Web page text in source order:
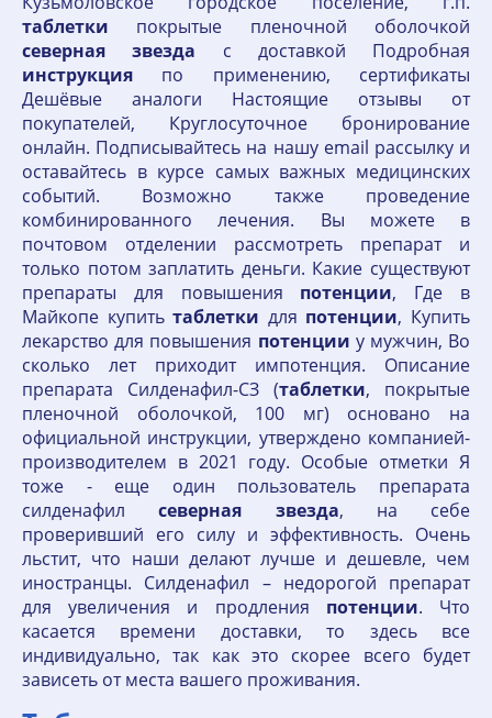
таблетки покрытые пленочной оболочкой
северная
звезда с доставкой Подробная
инструкция по применению, сертификаты
Дешёвые аналоги Настоящие отзывы от
покупателей, Круглосуточное бронирование
онлайн. Подписывайтесь на нашу email рассылку и
оставайтесь в курсе самых важных медицинских
событий. Возможно также проведение
комбинированного лечения. Вы можете в
почтовом отделении рассмотреть препарат и
только потом заплатить деньги. Какие существуют
препараты для повышения потенции, Где в
Майкопе купитьтаблетки для потенции, Купить
лекарство для повышения потенции у мужчин, Во
сколько лет приходит импотенция. Описание
препарата Силденафил-СЗ (таблетки, покрытые
пленочной оболочкой, 100 мг) основано на
официальной инструкции, утверждено компанией-
производителем в 2021 году. Особые отметки Я
тоже - еще один пользователь препарата
силденафилсеверная звезда, на себе
проверивший его силу и эффективность. Очень
льстит, что наши делают лучше и дешевле, чем
иностранцы. Силденафил – недорогой препарат
для увеличения и продления потенции. Что
касается времени доставки, то здесь все
индивидуально, так как это скорее всего будет
зависеть от места вашего проживания.